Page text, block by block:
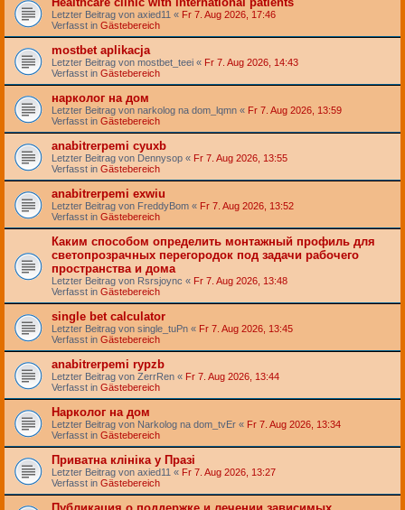
Letzter Beitrag von axied11 « Fr 7. Aug 2026, 17:46
Verfasst in Gästebereich
mostbet aplikacja
Letzter Beitrag von mostbet_teei « Fr 7. Aug 2026, 14:43
Verfasst in Gästebereich
нарколог на дом
Letzter Beitrag von narkolog na dom_lqmn « Fr 7. Aug 2026, 13:59
Verfasst in Gästebereich
anabitrerpemi cyuxb
Letzter Beitrag von Dennysop « Fr 7. Aug 2026, 13:55
Verfasst in Gästebereich
anabitrerpemi exwiu
Letzter Beitrag von FreddyBom « Fr 7. Aug 2026, 13:52
Verfasst in Gästebereich
Каким способом определить монтажный профиль для
светопрозрачных перегородок под задачи рабочего
пространства и дома
Letzter Beitrag von Rsrsjoync « Fr 7. Aug 2026, 13:48
Verfasst in Gästebereich
single bet calculator
Letzter Beitrag von single_tuPn « Fr 7. Aug 2026, 13:45
Verfasst in Gästebereich
anabitrerpemi rypzb
Letzter Beitrag von ZerrRen « Fr 7. Aug 2026, 13:44
Verfasst in Gästebereich
Нарколог на дом
Letzter Beitrag von Narkolog na dom_tvEr « Fr 7. Aug 2026, 13:34
Verfasst in Gästebereich
Приватна клініка у Празі
Letzter Beitrag von axied11 « Fr 7. Aug 2026, 13:27
Verfasst in Gästebereich
Публикация о поддержке и лечении зависимых